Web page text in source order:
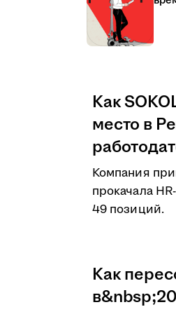
Как
место в
Компания
прокачала
49 позиций.
Как